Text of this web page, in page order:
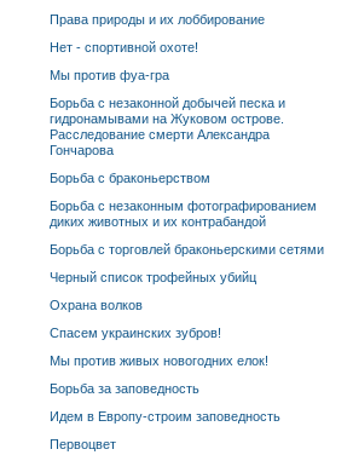
Права природы и их лоббирование
Нет - спортивной охоте!
Мы против фуа-гра
Борьба с незаконной добычей песка и
гидронамывами на Жуковом острове.
Расследование смерти Александра
Гончарова
Борьба с браконьерством
Борьба с незаконным фотографированием
диких животных и их контрабандой
Борьба с торговлей браконьерскими сетями
Черный список трофейных убийц
Охрана волков
Спасем украинских зубров!
Мы против живых новогодних елок!
Борьба за заповедность
Идем в Европу-строим заповедность
Первоцвет